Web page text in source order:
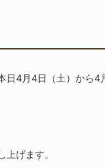
4月4日（土）から4
げます。